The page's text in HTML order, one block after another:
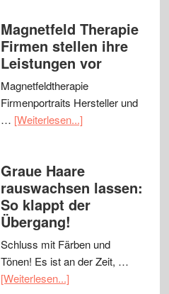
Magnetfeld Therapie
Firmen stellen ihre
Leistungen vor
Magnetfeldtherapie
Firmenportraits Hersteller und
… [Weiterlesen...]
Graue Haare
rauswachsen lassen:
So klappt der
Übergang!
Schluss mit Färben und
Tönen! Es ist an der Zeit, …
[Weiterlesen...]